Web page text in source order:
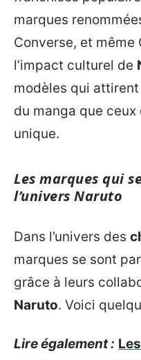
marques
Converse, et même
l’impact culturel de
modèles qui
du manga que
unique.
Les marques qui
l’univers Naruto
Dans l’univers des
marques se sont
grâce à leurs
Naruto. Voici
Lire également :